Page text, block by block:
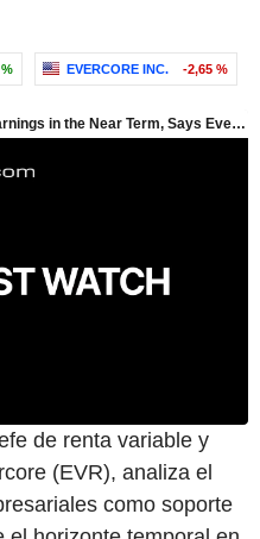
EVERCORE INC. -2,65 %
de renta variable y
(EVR), analiza el
como soporte